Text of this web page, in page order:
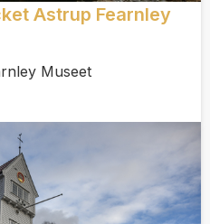
Astrup Fearnley
Museet